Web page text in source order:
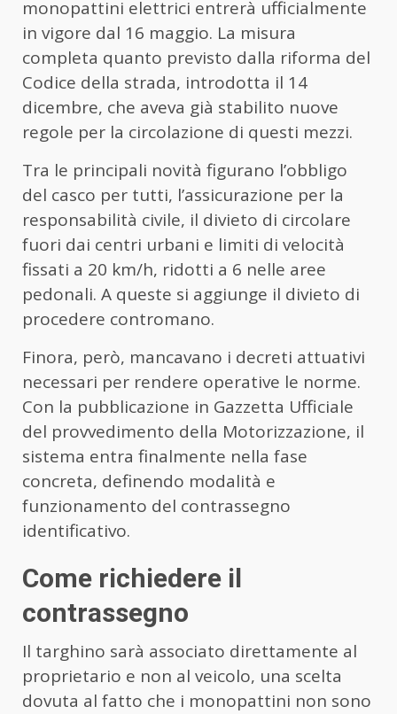
monopattini elettrici entrerà ufficialmente
in vigore dal 16 maggio. La misura
completa quanto previsto dalla riforma del
Codice della strada, introdotta il 14
dicembre, che aveva già stabilito nuove
regole per la circolazione di questi mezzi.
Tra le principali novità figurano l’obbligo
del casco per tutti, l’assicurazione per la
responsabilità civile, il divieto di circolare
fuori dai centri urbani e limiti di velocità
fissati a 20 km/h, ridotti a 6 nelle aree
pedonali. A queste si aggiunge il divieto di
procedere contromano.
Finora, però, mancavano i decreti attuativi
necessari per rendere operative le norme.
Con la pubblicazione in Gazzetta Ufficiale
del provvedimento della Motorizzazione, il
sistema entra finalmente nella fase
concreta, definendo modalità e
funzionamento del contrassegno
identificativo.
Come richiedere il
contrassegno
Il targhino sarà associato direttamente al
proprietario e non al veicolo, una scelta
dovuta al fatto che i monopattini non sono